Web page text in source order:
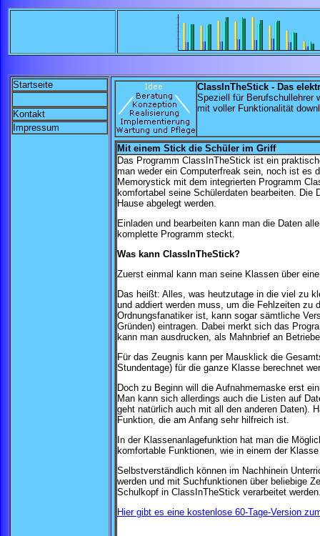
Startseite
Kontakt
Impressum
ClassInTheStick - Das
Speziell für Berufschullehrer
mit voller Funktionalität
Mit einem Stick die Schüler im Griff
Das Programm ClassInTheStick ist ein
man weder ein Computerfreak sein, noch ist es
Memorystick mit dem integrierten Programm
komfortabel seine Schülerdaten bearbeiten.
Hause abgelegt werden.
Einladen und bearbeiten kann man die Daten
komplette Programm steckt.
Was kann ClassInTheStick?
Zuerst einmal kann man seine Klassen über
Das heißt: Alles, was heutzutage in die viel zu
und addiert werden muss, um die Fehlzeiten
Ordnungsfanatiker ist, kann sogar sämtliche
Gründen) eintragen. Dabei merkt sich das
kann man ausdrucken, als Mahnbrief an
Für das Zeugnis kann per Mausklick die
Stundentage) für die ganze Klasse berechnet
Doch zu Beginn will die Aufnahmemaske erst
Man kann sich allerdings auch die Listen auf
geht natürlich auch mit all den anderen Daten).
Funktion, die am Anfang sehr hilfreich ist.
In der Klassenanlagefunktion hat man die
komfortable Funktionen, wie in einem der
Selbstverständlich können im Nachhinein
werden und mit Suchfunktionen über beliebige
Schulkopf in ClassInTheStick verarbeitet
Hier gibt es eine kostenlose 60-Tage-Version